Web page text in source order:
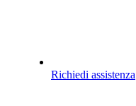
Richiedi assistenza